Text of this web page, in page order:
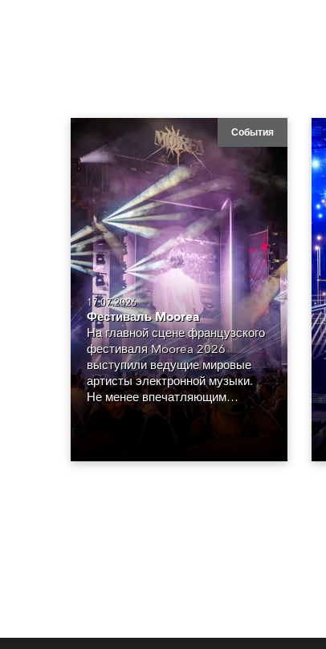
События
17.07.2026
Фестиваль Moorea
На главной сцене французского
фестиваля Moorea 2026
выступили ведущие мировые
артисты электронной музыки.
Не менее впечатляющим
оказался и свет, разработанный
Основу концепции составили